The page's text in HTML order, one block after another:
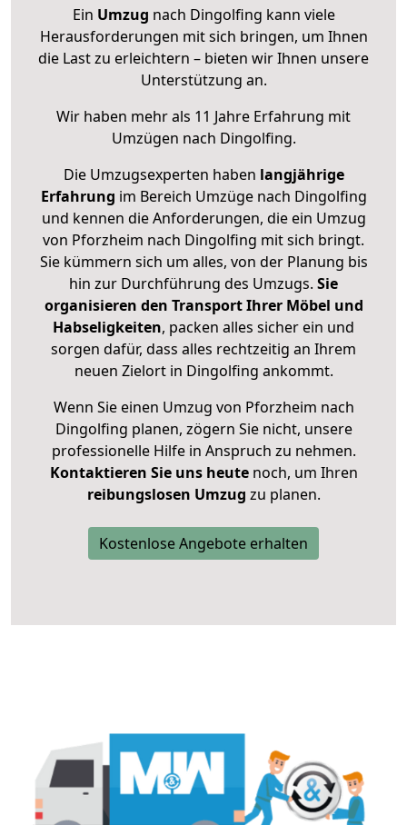
Ein Umzug nach Dingolfing kann viele
Herausforderungen mit sich bringen, um Ihnen
die Last zu erleichtern – bieten wir Ihnen unsere
Unterstützung an.
Wir haben mehr als 11 Jahre Erfahrung mit
Umzügen nach Dingolfing.
Die Umzugsexperten haben langjährige
Erfahrung im Bereich Umzüge nach Dingolfing
und kennen die Anforderungen, die ein Umzug
von Pforzheim nach Dingolfing mit sich bringt.
Sie kümmern sich um alles, von der Planung bis
hin zur Durchführung des Umzugs. Sie
organisieren den Transport Ihrer Möbel und
Habseligkeiten, packen alles sicher ein und
sorgen dafür, dass alles rechtzeitig an Ihrem
neuen Zielort in Dingolfing ankommt.
Wenn Sie einen Umzug von Pforzheim nach
Dingolfing planen, zögern Sie nicht, unsere
professionelle Hilfe in Anspruch zu nehmen.
Kontaktieren Sie uns heutenoch, um Ihren
reibungslosen Umzug zu planen.
Kostenlose Angebote erhalten